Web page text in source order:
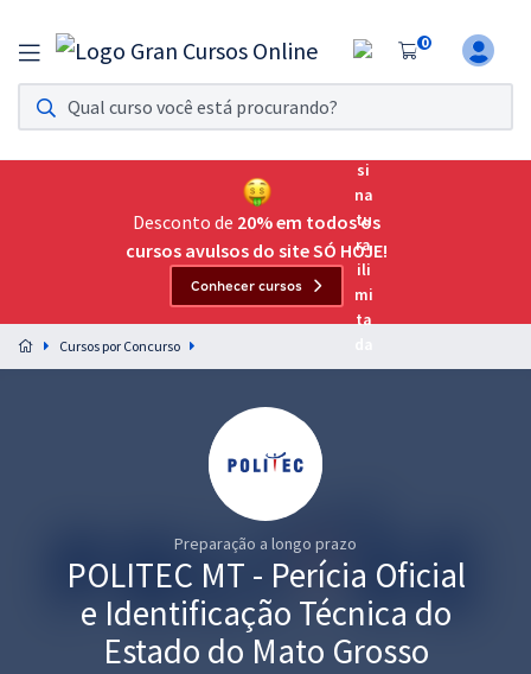
0
Assinatura Ilimitada 11
Acesso a todos os cursos. Teste grátis por 7 dias!
Assinatura OAB Até Passar
Acesso ilimitado a toda preparação para o Exame da
Preparação completa e intensiva para as principais
residências em saúde do Brasil
Graduação
Desconto de 20% em todos os
cursos avulsos do site SÓ HOJE!
Conhecer cursos
Cursos por Concurso
Preparação a longo prazo
POLITEC MT - Perícia Oficial
e Identificação Técnica do
Estado do Mato Grosso